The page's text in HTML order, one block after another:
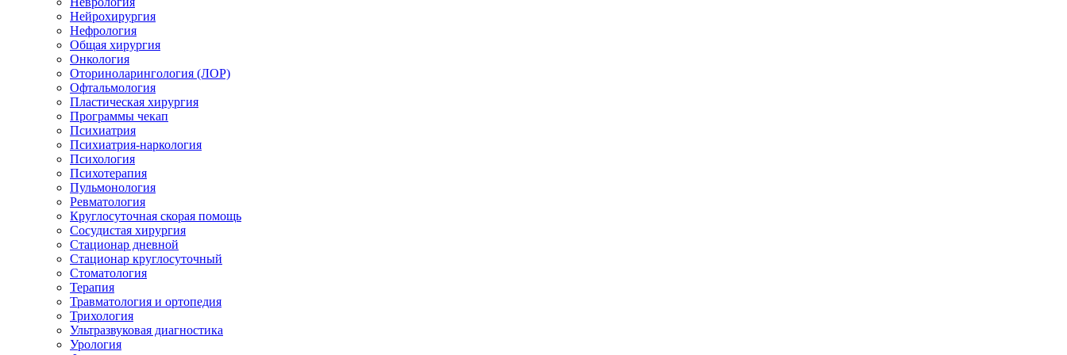
Нейрохирургия
Нефрология
Общая хирургия
Онкология
Оториноларингология (ЛОР)
Офтальмология
Пластическая хирургия
Программы чекап
Психиатрия
Психиатрия-наркология
Психология
Психотерапия
Пульмонология
Ревматология
Круглосуточная скорая помощь
Сосудистая хирургия
Стационар дневной
Стационар круглосуточный
Стоматология
Терапия
Травматология и ортопедия
Трихология
Ультразвуковая диагностика
Урология